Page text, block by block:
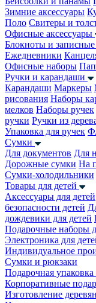
Зимние аксессуары
Поло Свитеры и
Офисные аксессуары
Блокноты и
Ежедневники
Офисные наборы
Ручки и карандаши
Карандаши Маркеры
рисования Наборы
мелков Наборы ручек
ручки Ручки из
Упаковка для ручек
Сумки
Для документов Для
Дорожные сумки На
Сумки-холодильники
Товары для детей
Аксессуары для детей
безопасности детей
дождевики для детей
Подарочные наборы
Электроника для
Индивидуальное
Сумки и рюкзаки
Подарочная упаковка
Корпоративные
Изготовление